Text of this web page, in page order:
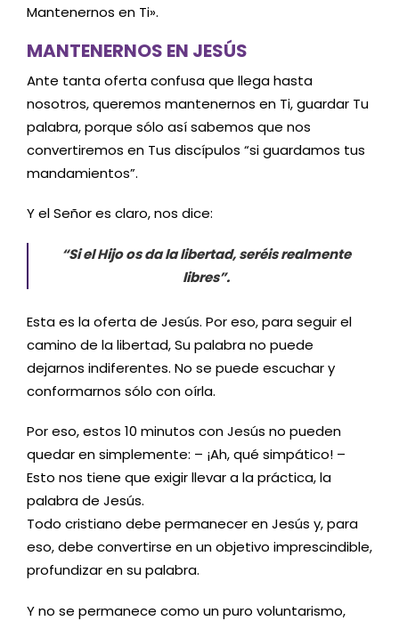
Mantenernos en Ti».
MANTENERNOS EN JESÚS
Ante tanta oferta confusa que llega hasta
nosotros, queremos mantenernos en Ti, guardar Tu
palabra, porque sólo así sabemos que nos
convertiremos en Tus discípulos “si guardamos tus
mandamientos”.
Y el Señor es claro, nos dice:
“Si el Hijo os da la libertad, seréis realmente
libres”.
Esta es la oferta de Jesús. Por eso, para seguir el
camino de la libertad, Su palabra no puede
dejarnos indiferentes. No se puede escuchar y
conformarnos sólo con oírla.
Por eso, estos 10 minutos con Jesús no pueden
quedar en simplemente: – ¡Ah, qué simpático! –
Esto nos tiene que exigir llevar a la práctica, la
palabra de Jesús.
Todo cristiano debe permanecer en Jesús y, para
eso, debe convertirse en un objetivo imprescindible,
profundizar en su palabra.
Y no se permanece como un puro voluntarismo,